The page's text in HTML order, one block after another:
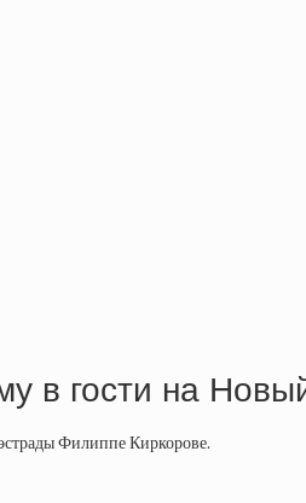
в гости на
Филиппе Киркорове.